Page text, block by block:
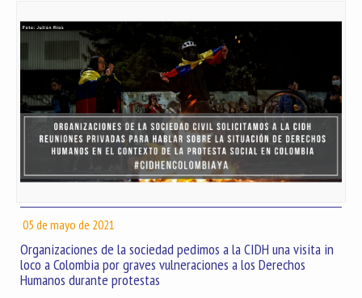
05 de mayo de 2021
Organizaciones de la sociedad pedimos a la CIDH una visita in
loco a Colombia por graves vulneraciones a los Derechos
Humanos durante protestas